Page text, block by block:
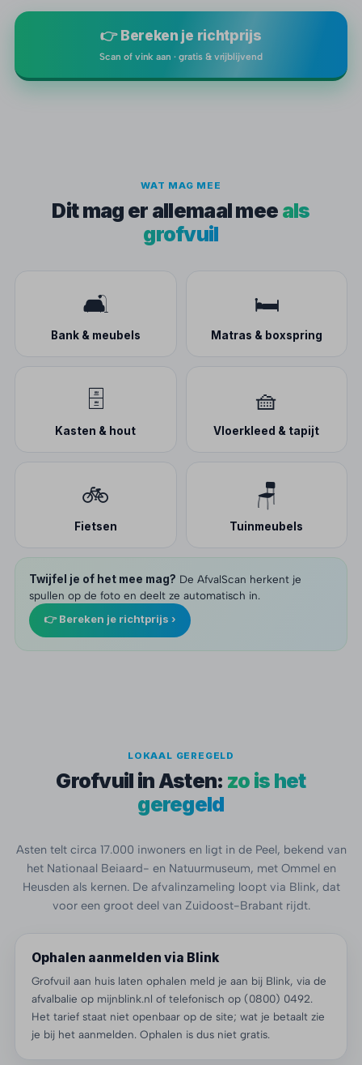
👉 Bereken je richtprijs
Scan of vink aan · gratis & vrijblijvend
WAT MAG MEE
Dit mag er allemaal mee als
grofvuil
🛋️
Bank & meubels
🛏️
Matras & boxspring
🗄️
Kasten & hout
🧺
Vloerkleed & tapijt
🚲
Fietsen
🪑
Tuinmeubels
Twijfel je of het mee mag? De AfvalScan herkent je
spullen op de foto en deelt ze automatisch in.
👉 Bereken je richtprijs ›
LOKAAL GEREGELD
Grofvuil in Asten: zo is het
geregeld
Asten telt circa 17.000 inwoners en ligt in de Peel, bekend van
het Nationaal Beiaard- en Natuurmuseum, met Ommel en
Heusden als kernen. De afvalinzameling loopt via Blink, dat
voor een groot deel van Zuidoost-Brabant rijdt.
Ophalen aanmelden via Blink
Grofvuil aan huis laten ophalen meld je aan bij Blink, via de
afvalbalie op mijnblink.nl of telefonisch op (0800) 0492.
Het tarief staat niet openbaar op de site; wat je betaalt zie
je bij het aanmelden. Ophalen is dus niet gratis.